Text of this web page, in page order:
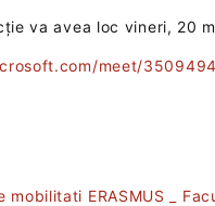
va avea loc vineri, 20
meet/
mobilitati ERASMUS _